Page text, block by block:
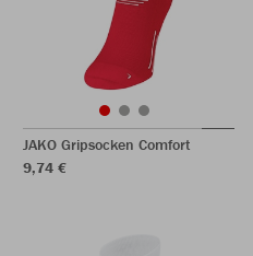
JAKO Gripsocken Comfort
9,74 €